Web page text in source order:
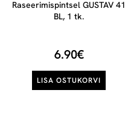
Raseerimispintsel GUSTAV 41
BL, 1 tk.
6.90€
LISA OSTUKORVI